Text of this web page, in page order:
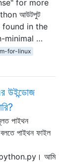
for more
আউটপুট
in the
minimal …
for-linux
​​উইন্ডোজ
পাইথন
পাইথন ফাইল
আমি